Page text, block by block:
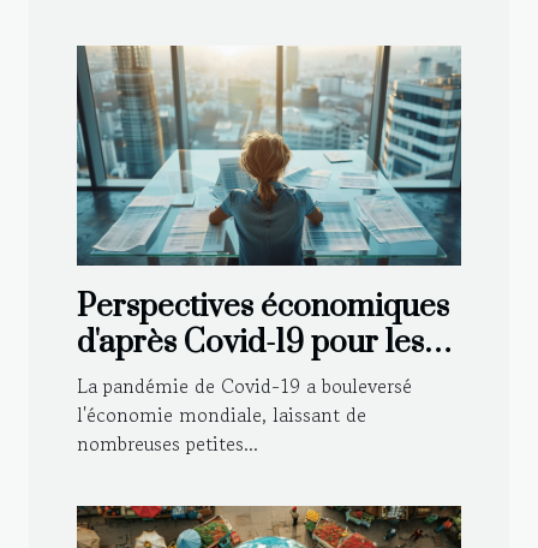
Perspectives économiques
d'après Covid-19 pour les
petites entreprises
La pandémie de Covid-19 a bouleversé
l'économie mondiale, laissant de
nombreuses petites...